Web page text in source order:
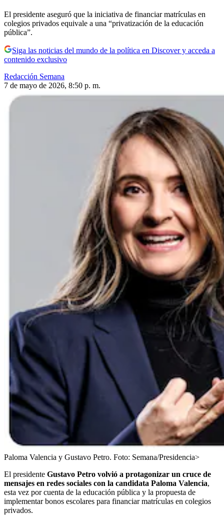
El presidente aseguró que la iniciativa de financiar matrículas en
colegios privados equivale a una “privatización de la educación
pública”.
Siga las noticias del mundo de la política en Discover y acceda a
contenido exclusivo
Redacción Semana
7 de mayo de 2026, 8:50 p. m.
Paloma Valencia y Gustavo Petro. Foto: Semana/Presidencia>
El presidente Gustavo Petro volvió a protagonizar un cruce de
mensajes en redes sociales con la candidata Paloma Valencia,
esta vez por cuenta de la educación pública y la propuesta de
implementar bonos escolares para financiar matrículas en colegios
privados.